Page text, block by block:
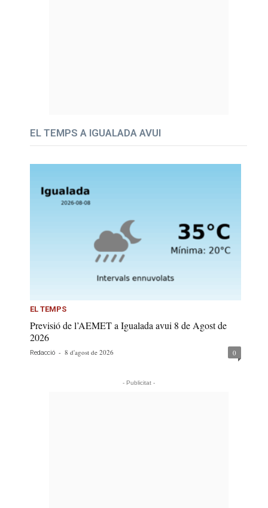
EL TEMPS A IGUALADA AVUI
EL TEMPS
Previsió de l’AEMET a Igualada avui 8 de Agost de
2026
Redacció - 8 d'agost de 2026 0
- Publicitat -